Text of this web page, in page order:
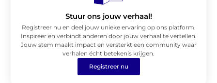
Stuur ons jouw verhaal!
Registreer nu en deel jouw unieke ervaring op ons platform.
Inspireer en verbindt anderen door jouw verhaal te vertellen.
Jouw stem maakt impact en versterkt een community waar
verhalen écht betekenis krijgen.
Registreer nu